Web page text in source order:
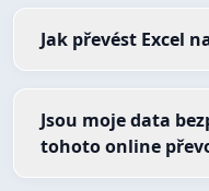
Jak převést Excel
Jsou moje data
tohoto online